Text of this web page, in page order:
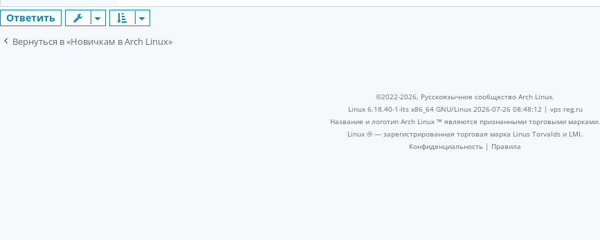
Ответить
Вернуться в «Новичкам в Arch Linux»
©2022-2026, Русскоязычное сообщество Arch Linux.
Linux 6.18.40-1-lts x86_64 GNU/Linux 2026-07-26 08:48:12 | vps reg.ru
Название и логотип Arch Linux ™ являются признанными торговыми марками.
Linux ® — зарегистрированная торговая марка Linus Torvalds и LMI.
Конфиденциальность | Правила